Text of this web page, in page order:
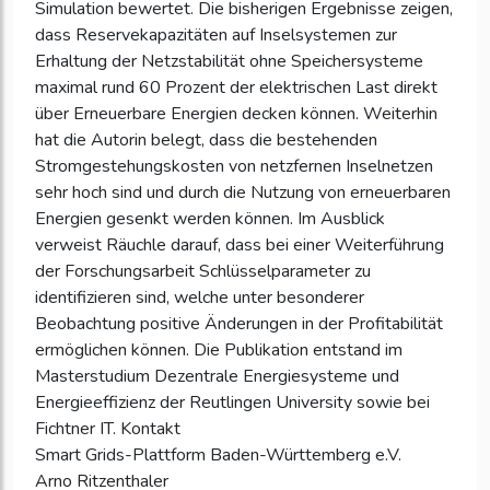
Simulation bewertet. Die bisherigen Ergebnisse zeigen,
dass Reservekapazitäten auf Inselsystemen zur
Erhaltung der Netzstabilität ohne Speichersysteme
maximal rund 60 Prozent der elektrischen Last direkt
über Erneuerbare Energien decken können. Weiterhin
hat die Autorin belegt, dass die bestehenden
Stromgestehungskosten von netzfernen Inselnetzen
sehr hoch sind und durch die Nutzung von erneuerbaren
Energien gesenkt werden können. Im Ausblick
verweist Räuchle darauf, dass bei einer Weiterführung
der Forschungsarbeit Schlüsselparameter zu
identifizieren sind, welche unter besonderer
Beobachtung positive Änderungen in der Profitabilität
ermöglichen können. Die Publikation entstand im
Masterstudium Dezentrale Energiesysteme und
Energieeffizienz der Reutlingen University sowie bei
Fichtner IT. Kontakt
Smart Grids-Plattform Baden-Württemberg e.V.
Arno Ritzenthaler